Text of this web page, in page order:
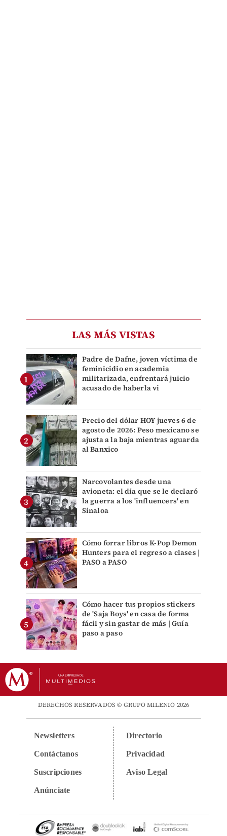
LAS MÁS VISTAS
Padre de Dafne, joven víctima de
feminicidio en academia
militarizada, enfrentará juicio
acusado de haberla vi
Precio del dólar HOY jueves 6 de
agosto de 2026: Peso mexicano se
ajusta a la baja mientras aguarda
al Banxico
Narcovolantes desde una
avioneta: el día que se le declaró
la guerra a los 'influencers' en
Sinaloa
Cómo forrar libros K-Pop Demon
Hunters para el regreso a clases |
PASO a PASO
Cómo hacer tus propios stickers
de 'Saja Boys' en casa de forma
fácil y sin gastar de más | Guía
paso a paso
DERECHOS RESERVADOS © GRUPO MILENIO 2026
Newsletters
Contáctanos
Suscripciones
Anúnciate
Directorio
Privacidad
Aviso Legal